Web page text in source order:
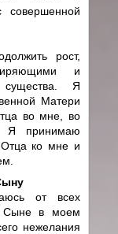
рост,
и
Я
Матери
во мне, во
Я принимаю
Отца ко мне и
от всех
Сыне в моем
нежелания